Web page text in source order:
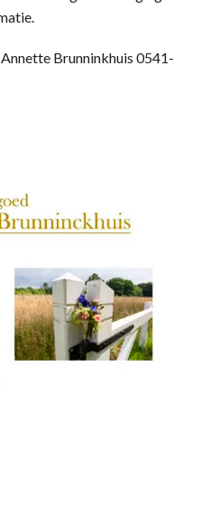
Brunninkhuis 0541-